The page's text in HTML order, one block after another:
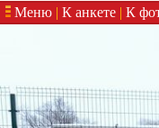
Меню | К анкете | К